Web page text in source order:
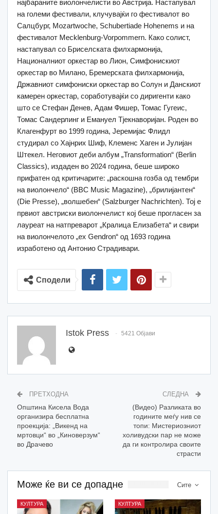
најбараните виолончелисти во Австрија. Настапувал
на големи фестивали, клучувајќи го фестивалот во
Салцбург, Mozartwoche, Schubertiade Hohenems и на
фестивалот Mecklenburg-Vorpommern. Како солист,
настапувал со Бриселската филхармонија,
Националниот оркестар во Лион, Симфонискиот
оркестар во Милано, Бремерската филхармонија,
Државниот симфониски оркестар во Солун и Данскиот
камерен оркестар, соработувајќи со диригенти како
што се Стефан Денев, Адам Фишер, Томас Гугеис,
Томас Сандерлинг и Емануел Тјекнаворијан. Роден во
Клагенфурт во 1999 година, Јеремијас Флидл
студирал со Хајнрих Шиф, Клеменс Хаген и Јулијан
Штекел. Неговиот деби албум „Transformation“ (Berlin
Classics), издаден во 2024 година, беше широко
прифатен од критичарите: „раскошна гозба од тембри
на виолончело“ (BBC Music Magazine), „брилијантен“
(Die Presse), „волшебен“ (Salzburger Nachrichten). Тој е
првиот австриски виолончелист кој беше прогласен за
лауреат на натпреварот „Кралица Елизабета“ и свири
на виолончелото „ex Gendron“ од 1693 година
изработено од Антонио Страдивари.
Сподели
Istok Press 5421 Објави
ПРЕТХОДНА
Општина Кисела Вода
организира бесплатна
проекција: „Викенд на
мртовци“ во „Киноверзум“
во Драчево
СЛЕДНА
(Видео) Разликата во
годините меѓу нив се
топи: Мистериозниот
холивудски пар не може
да ги контролира своите
страсти
Сите
Може ќе ви се допадне
КУЛТУРА КУЛТУРА